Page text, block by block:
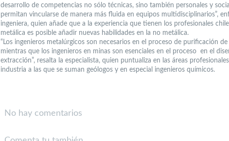
desarrollo de competencias no sólo técnicas, sino también personales y
permitan vincularse de manera más fluida en equipos multidisciplinarios”,
ingeniera, quien añade que a la experiencia que tienen los profesionales
metálica es posible añadir nuevas habilidades en la no metálica.
“Los ingenieros metalúrgicos son necesarios en el proceso de purificación
mientras que los ingenieros en minas son esenciales en el proceso en el
extracción”, resalta la especialista, quien puntualiza en las áreas
industria a las que se suman geólogos y en especial ingenieros químicos.
No hay comentarios